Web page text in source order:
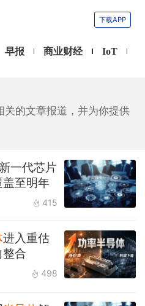
下载APP
早报 商业财经 IoT
关的文章报道，并为你提供
一代芯片
至明年
415
进入重估
合
498